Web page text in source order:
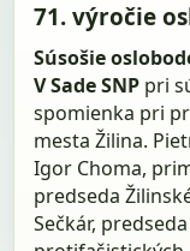
71. výročie
Súsošie
V Sade SNP pri
spomienka pri
mesta Žilina.
Igor Choma,
predseda
Sečkár,